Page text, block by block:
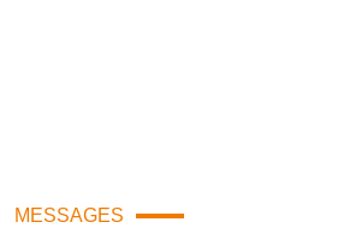
MESSAGES